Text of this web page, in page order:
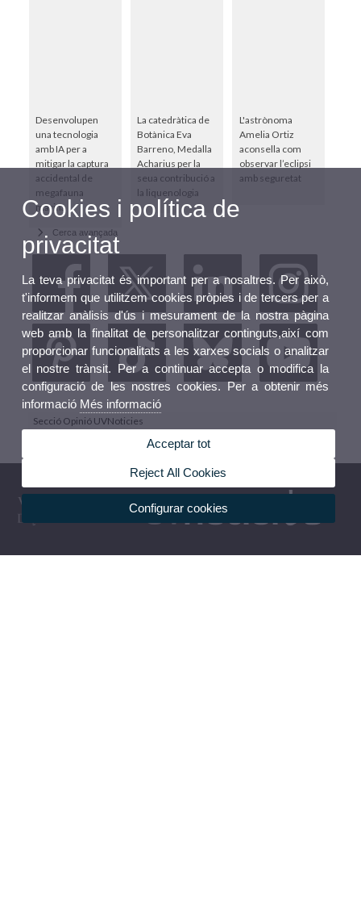
Desenvolupen
una tecnologia
amb IA per a
mitigar la captura
accidental de
megafauna
marina
La catedràtica de
Botànica Eva
Barreno, Medalla
Acharius per la
seua contribució a
la liquenologia
L'astrònoma
Amelia Ortiz
aconsella com
observar l’eclipsi
amb seguretat
Cerca avançada
Secció Opinió UVNoticies
Cookies i política de
privacitat
La teva privacitat és important per a nosaltres. Per això,
t'informem que utilitzem cookies pròpies i de tercers per a
realitzar anàlisis d'ús i mesurament de la nostra pàgina
web amb la finalitat de personalitzar continguts,així com
proporcionar funcionalitats a les xarxes socials o analitzar
el nostre trànsit. Per a continuar accepta o modifica la
configuració de les nostres cookies. Per a obtenir més
informació Més informació
Acceptar tot
Reject All Cookies
Configurar cookies